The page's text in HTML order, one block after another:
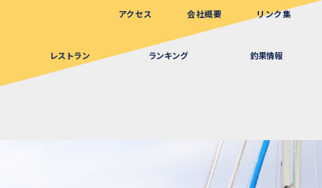
アクセス 会社概要 リンク集
レストラン ランキング 釣果情報